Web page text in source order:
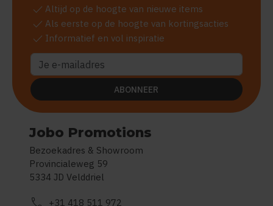
Jobo Promotions
Bezoekadres & Showroom
Provincialeweg 59
5334 JD Velddriel
+31 418 511 972
check Altijd op de hoogte van nieuwe items
check Als eerste op de hoogte van kortingsacties
check Informatief en vol inspiratie
ABONNEER